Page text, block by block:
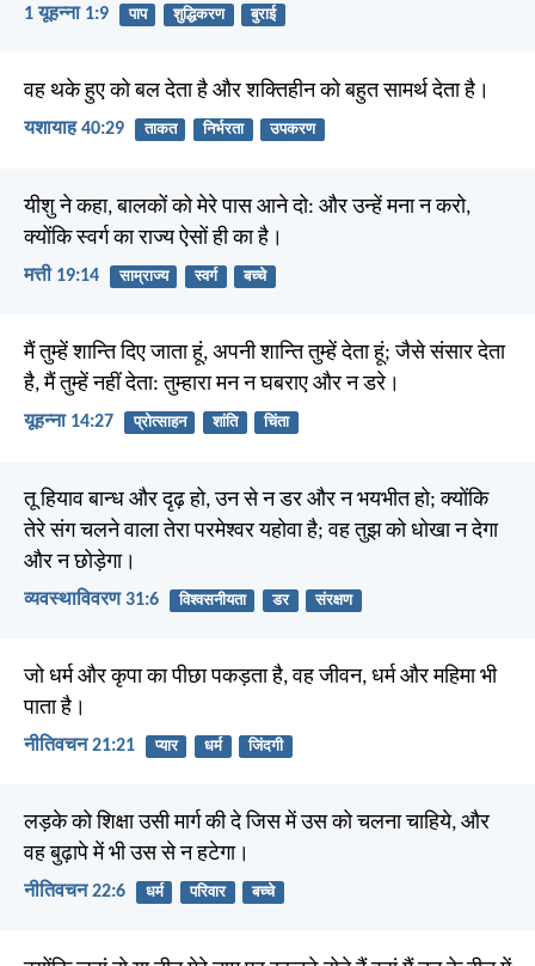
1 यूहन्ना 1:9 पाप शुद्धिकरण बुराई
वह थके हुए को बल देता है और शक्तिहीन को बहुत सामर्थ देता है।
यशायाह 40:29 ताकत निर्भरता उपकरण
यीशु ने कहा, बालकों को मेरे पास आने दो: और उन्हें मना न करो,
क्योंकि स्वर्ग का राज्य ऐसों ही का है।
मत्ती 19:14 साम्राज्य स्वर्ग बच्चे
मैं तुम्हें शान्ति दिए जाता हूं, अपनी शान्ति तुम्हें देता हूं; जैसे संसार देता
है, मैं तुम्हें नहीं देता: तुम्हारा मन न घबराए और न डरे।
यूहन्ना 14:27 प्रोत्साहन शांति चिंता
तू हियाव बान्ध और दृढ़ हो, उन से न डर और न भयभीत हो; क्योंकि
तेरे संग चलने वाला तेरा परमेश्वर यहोवा है; वह तुझ को धोखा न देगा
और न छोड़ेगा।
व्यवस्थाविवरण 31:6 विश्वसनीयता डर संरक्षण
जो धर्म और कृपा का पीछा पकड़ता है, वह जीवन, धर्म और महिमा भी
पाता है।
नीतिवचन 21:21 प्यार धर्म जिंदगी
लड़के को शिक्षा उसी मार्ग की दे जिस में उस को चलना चाहिये, और
वह बुढ़ापे में भी उस से न हटेगा।
नीतिवचन 22:6 धर्म परिवार बच्चे